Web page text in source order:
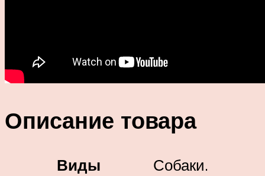
Описание товара
Виды
Собаки.